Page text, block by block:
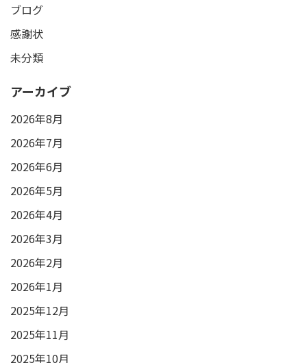
ブログ
感謝状
未分類
アーカイブ
2026年8月
2026年7月
2026年6月
2026年5月
2026年4月
2026年3月
2026年2月
2026年1月
2025年12月
2025年11月
2025年10月